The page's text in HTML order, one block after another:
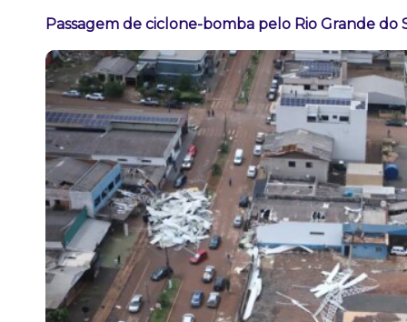
Passagem de ciclone-bomba pelo Rio Grande